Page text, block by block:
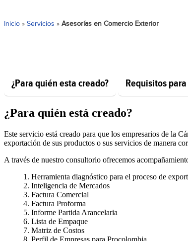
Inicio » Servicios » Asesorías en Comercio Exterior
¿Para quién esta creado? Requisitos
¿Para quién está creado?
Este servicio está creado para que los empresarios de la
exportación de sus productos o sus servicios de manera
A través de nuestro consultorio ofrecemos
Herramienta diagnóstico para el proceso de
Inteligencia de Mercados
Factura Comercial
Factura Proforma
Informe Partida Arancelaria
Lista de Empaque
Matriz de Costos
Perfil de Empresas para Procolombia